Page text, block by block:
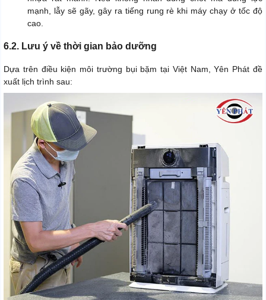
mạnh, lẫy sẽ gãy, gây ra tiếng rung rè khi máy chạy ở tốc độ
cao.
6.2. Lưu ý về thời gian bảo dưỡng
Dựa trên điều kiện môi trường bụi bặm tại Việt Nam, Yên Phát đề
xuất lịch trình sau: